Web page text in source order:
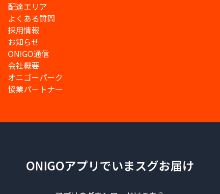
配達エリア
よくある質問
採用情報
お知らせ
ONIGO通信
会社概要
オニゴーパーク
協業パートナー
ONIGOアプリでいまスグお届け